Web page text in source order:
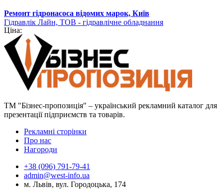
Ремонт гідронасоса відомих марок, Київ
Гідравлік Лайн, ТОВ - гідравлічне обладнання
Ціна:
ТМ "Бізнес-пропозиція" – український рекламний каталог для
презентації підприємств та товарів.
Рекламні сторінки
Про нас
Нагороди
+38 (096) 791-79-41
admin@west-info.ua
м. Львів, вул. Городоцька, 174